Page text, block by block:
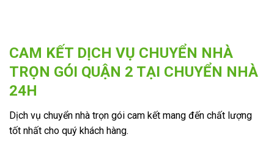
CAM KẾT DỊCH VỤ CHUYỂN NHÀ
TRỌN GÓI QUẬN 2 TẠI CHUYỂN NHÀ
24H
Dịch vụ chuyển nhà trọn gói cam kết mang đến chất lượng
tốt nhất cho quý khách hàng.